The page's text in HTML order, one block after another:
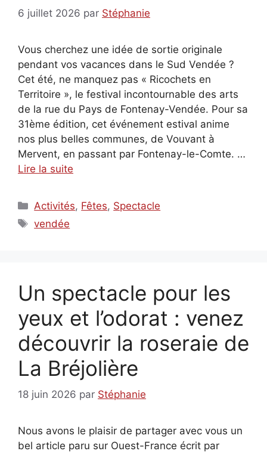
6 juillet 2026 par Stéphanie
Vous cherchez une idée de sortie originale
pendant vos vacances dans le Sud Vendée ?
Cet été, ne manquez pas « Ricochets en
Territoire », le festival incontournable des arts
de la rue du Pays de Fontenay-Vendée. Pour sa
31ème édition, cet événement estival anime
nos plus belles communes, de Vouvant à
Mervent, en passant par Fontenay-le-Comte. …
Lire la suite
Catégories
Activités, Fêtes, Spectacle
Étiquettes
vendée
Un spectacle pour les
yeux et l’odorat : venez
découvrir la roseraie de
La Bréjolière
18 juin 2026 par Stéphanie
Nous avons le plaisir de partager avec vous un
bel article paru sur Ouest-France écrit par